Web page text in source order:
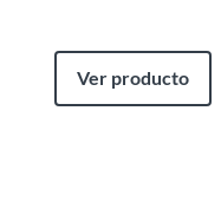
Ver producto